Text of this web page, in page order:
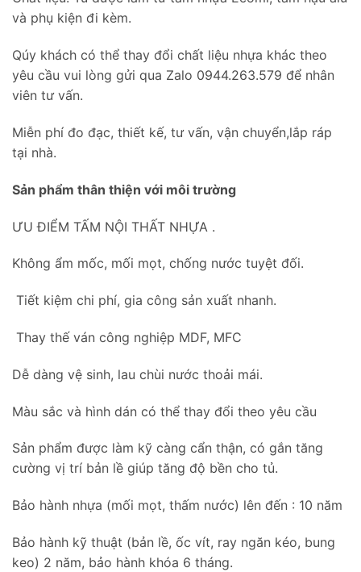
và phụ kiện đi kèm.
Qúy khách có thể thay đổi chất liệu nhựa khác theo
yêu cầu vui lòng gửi qua Zalo 0944.263.579 để nhân
viên tư vấn.
Miễn phí đo đạc, thiết kế, tư vấn, vận chuyển,lắp ráp
tại nhà.
Sản phẩm thân thiện với môi trường
ƯU ĐIỂM TẤM NỘI THẤT NHỰA .
Không ẩm mốc, mối mọt, chống nước tuyệt đối.
Tiết kiệm chi phí, gia công sản xuất nhanh.
Thay thế ván công nghiệp MDF, MFC
Dễ dàng vệ sinh, lau chùi nước thoải mái.
Màu sắc và hình dán có thể thay đổi theo yêu cầu
Sản phẩm được làm kỹ càng cẩn thận, có gắn tăng
cường vị trí bản lề giúp tăng độ bền cho tủ.
Bảo hành nhựa (mối mọt, thấm nước) lên đến : 10 năm
Bảo hành kỹ thuật (bản lề, ốc vít, ray ngăn kéo, bung
keo) 2 năm, bảo hành khóa 6 tháng.